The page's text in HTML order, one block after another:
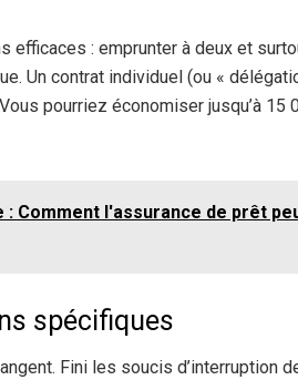
efficaces : emprunter à deux et
Un contrat individuel (ou «
pourriez économiser jusqu’à 15
: Comment l'assurance de prêt
spécifiques
Fini les soucis d’interruption